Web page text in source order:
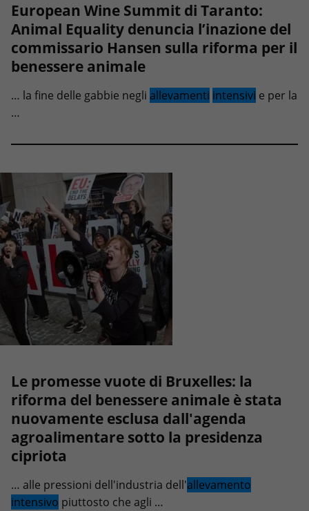
European Wine Summit di Taranto:
Animal Equality denuncia l’inazione del
commissario Hansen sulla riforma per il
benessere animale
… la fine delle gabbie negli allevamenti intensivi e per la
…
Le promesse vuote di Bruxelles: la
riforma del benessere animale è stata
nuovamente esclusa dall'agenda
agroalimentare sotto la presidenza
cipriota
… alle pressioni dell'industria dell'allevamento
intensivo piuttosto che agli …